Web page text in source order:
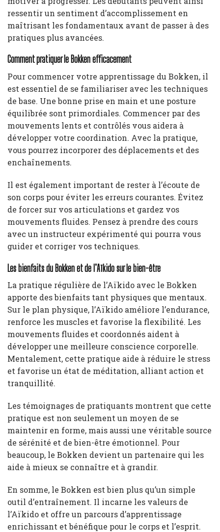
ressentir un sentiment d’accomplissement en
maîtrisant les fondamentaux avant de passer à des
pratiques plus avancées.
Comment pratiquer le Bokken efficacement
Pour commencer votre apprentissage du Bokken, il
est essentiel de se familiariser avec les techniques
de base. Une bonne prise en main et une posture
équilibrée sont primordiales. Commencer par des
mouvements lents et contrôlés vous aidera à
développer votre coordination. Avec la pratique,
vous pourrez incorporer des déplacements et des
enchaînements.
Il est également important de rester à l’écoute de
son corps pour éviter les erreurs courantes. Évitez
de forcer sur vos articulations et gardez vos
mouvements fluides. Pensez à prendre des cours
avec un instructeur expérimenté qui pourra vous
guider et corriger vos techniques.
Les bienfaits du Bokken et de l’Aïkido sur le bien-être
La pratique régulière de l’Aïkido avec le Bokken
apporte des bienfaits tant physiques que mentaux.
Sur le plan physique, l’Aïkido améliore l’endurance,
renforce les muscles et favorise la flexibilité. Les
mouvements fluides et coordonnés aident à
développer une meilleure conscience corporelle.
Mentalement, cette pratique aide à réduire le stress
et favorise un état de méditation, alliant action et
tranquillité.
Les témoignages de pratiquants montrent que cette
pratique est non seulement un moyen de se
maintenir en forme, mais aussi une véritable source
de sérénité et de bien-être émotionnel. Pour
beaucoup, le Bokken devient un partenaire qui les
aide à mieux se connaître et à grandir.
En somme, le Bokken est bien plus qu’un simple
outil d’entraînement. Il incarne les valeurs de
l’Aïkido et offre un parcours d’apprentissage
enrichissant et bénéfique pour le corps et l’esprit.